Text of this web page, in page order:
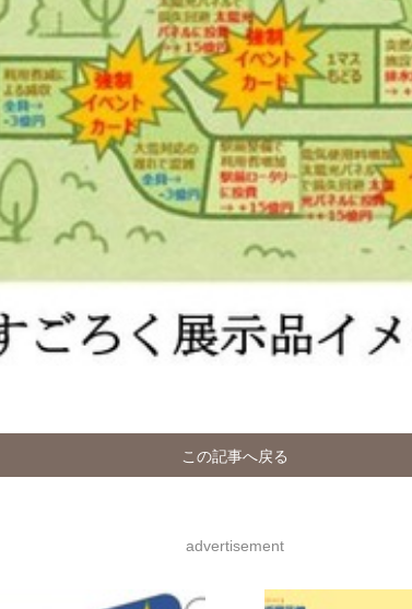
この記事へ戻る
advertisement